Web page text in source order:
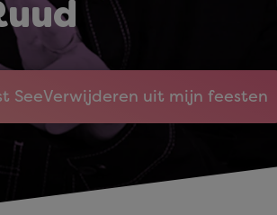
SeeVerwijderen uit mijn feesten